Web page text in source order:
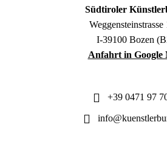
Südtiroler
Weggensteinstrasse
I-39100 Bozen
Anfahrt in Google
+39 0471 97